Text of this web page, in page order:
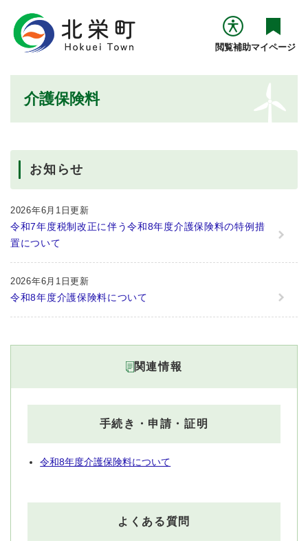
閲覧補助マイページ
介護保険料
お知らせ
2026年6月1日更新
令和7年度税制改正に伴う令和8年度介護保険料の特例措
置について
2026年6月1日更新
令和8年度介護保険料について
関連情報
手続き・申請・証明
令和8年度介護保険料について
よくある質問